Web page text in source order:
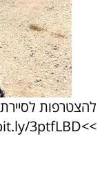
להצטרפות
>>
3ptfLBD